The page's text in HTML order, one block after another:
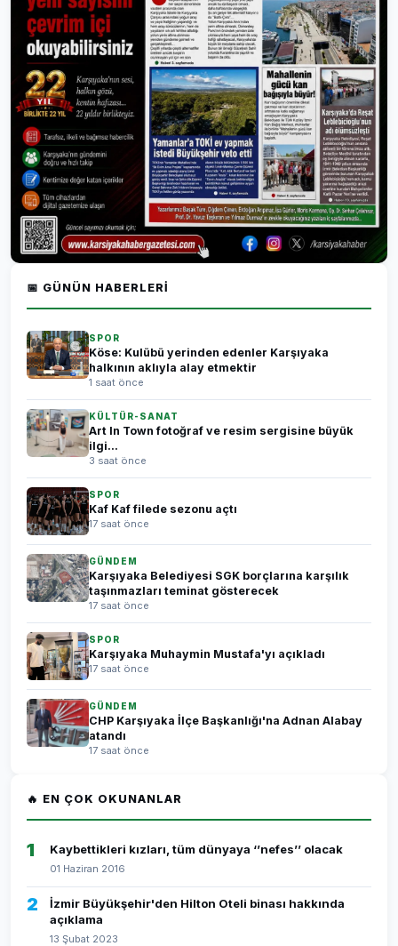
📅 GÜNÜN HABERLERI
SPOR
Köse: Kulübü yerinden edenler Karşıyaka
halkının aklıyla alay etmektir
1 saat önce
KÜLTÜR-SANAT
Art In Town fotoğraf ve resim sergisine büyük
ilgi...
3 saat önce
SPOR
Kaf Kaf filede sezonu açtı
17 saat önce
GÜNDEM
Karşıyaka Belediyesi SGK borçlarına karşılık
taşınmazları teminat gösterecek
17 saat önce
SPOR
Karşıyaka Muhaymin Mustafa'yı açıkladı
17 saat önce
GÜNDEM
CHP Karşıyaka İlçe Başkanlığı'na Adnan Alabay
atandı
17 saat önce
🔥 EN ÇOK OKUNANLAR
1 Kaybettikleri kızları, tüm dünyaya ‘’nefes’’ olacak
01 Haziran 2016
2
İzmir Büyükşehir'den Hilton Oteli binası hakkında
açıklama
13 Şubat 2023